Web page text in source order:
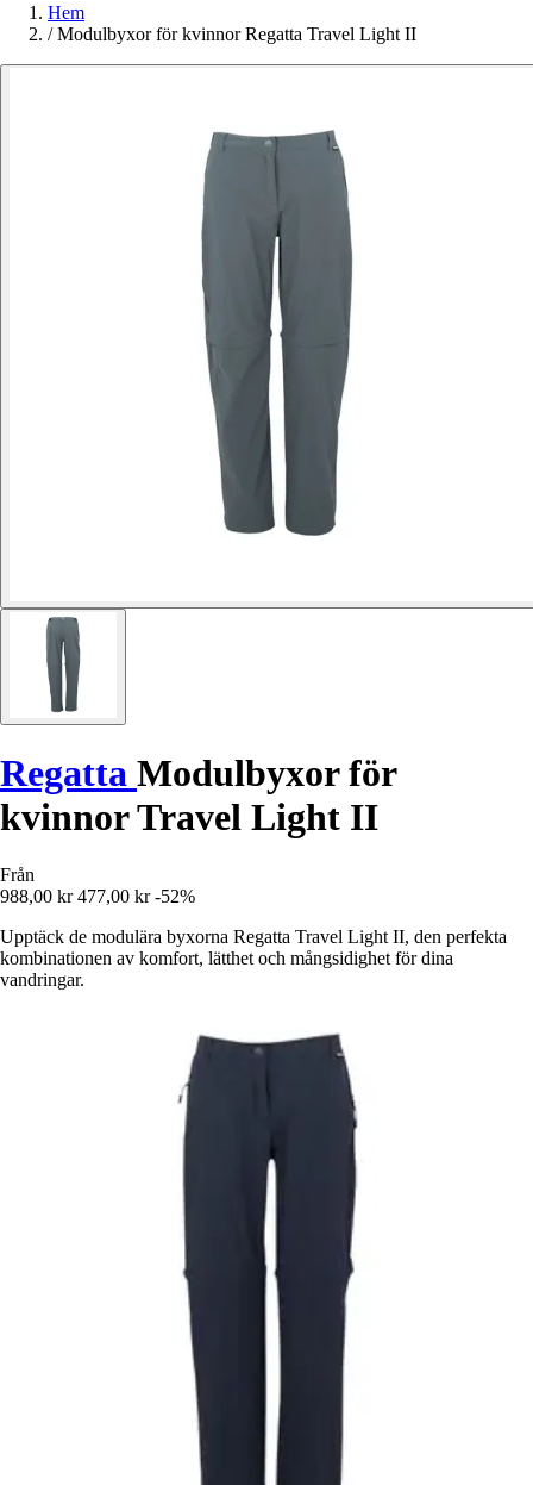
Hem
/ Modulbyxor för kvinnor Regatta Travel Light II
Regatta Modulbyxor för
kvinnor Travel Light II
Från
988,00 kr 477,00 kr -52%
Upptäck de modulära byxorna Regatta Travel Light II, den perfekta
kombinationen av komfort, lätthet och mångsidighet för dina
vandringar.